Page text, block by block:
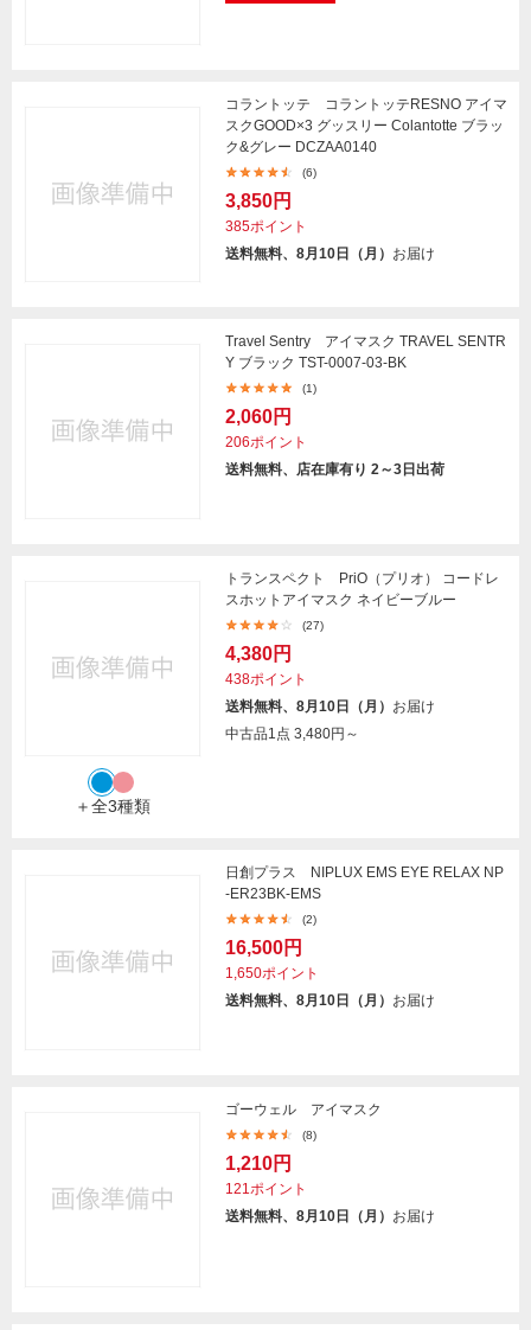
コラントッテ コラントッテRESNO アイマ
スクGOOD×3 グッスリー Colantotte ブラッ
ク&グレー DCZAA0140
(6)
3,850円
385ポイント
送料無料、8月10日（月） お届け
Travel Sentry アイマスク TRAVEL SENTR
Y ブラック TST-0007-03-BK
(1)
2,060円
206ポイント
送料無料、店在庫有り 2～3日出荷
＋全3種類
トランスペクト PriO（プリオ） コードレ
スホットアイマスク ネイビーブルー
(27)
4,380円
438ポイント
送料無料、8月10日（月） お届け
中古品1点 3,480円～
日創プラス NIPLUX EMS EYE RELAX NP
-ER23BK-EMS
(2)
16,500円
1,650ポイント
送料無料、8月10日（月） お届け
ゴーウェル アイマスク
(8)
1,210円
121ポイント
送料無料、8月10日（月） お届け